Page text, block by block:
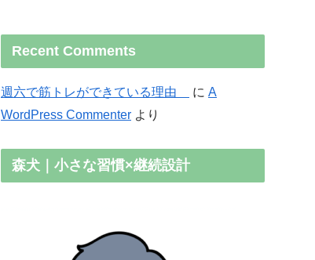
Recent Comments
週六で筋トレができている理由 に A
WordPress Commenter より
森犬｜小さな習慣×継続設計